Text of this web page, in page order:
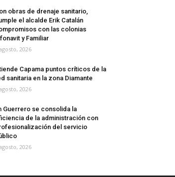
obras de drenaje sanitario,
el alcalde Erik Catalán
con las colonias
y Familiar
2026
Capama puntos críticos de la
sanitaria en la zona Diamante
2026
Guerrero se consolida la
de la administración con
del servicio
2026